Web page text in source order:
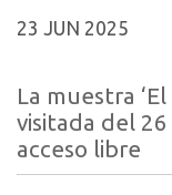
23 JUN 2025
La muestra
visitada del
acceso libre